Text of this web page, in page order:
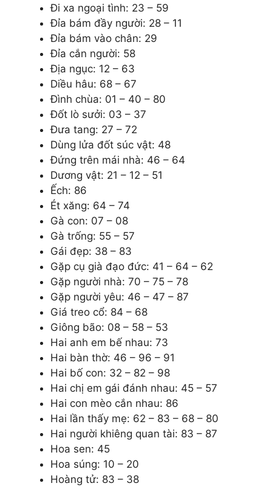
Đi xa ngoại tình: 23 – 59
Đỉa bám đầy người: 28 – 11
Đỉa bám vào chân: 29
Đỉa cắn người: 58
Địa ngục: 12 – 63
Diều hâu: 68 – 67
Đình chùa: 01 – 40 – 80
Đốt lò sưởi: 03 – 37
Đưa tang: 27 – 72
Dùng lửa đốt súc vật: 48
Đứng trên mái nhà: 46 – 64
Dương vật: 21 – 12 – 51
Ếch: 86
Ét xăng: 64 – 74
Gà con: 07 – 08
Gà trống: 55 – 57
Gái đẹp: 38 – 83
Gặp cụ già đạo đức: 41 – 64 – 62
Gặp người nhà: 70 – 75 – 78
Gặp người yêu: 46 – 47 – 87
Giá treo cổ: 84 – 68
Giông bão: 08 – 58 – 53
Hai anh em bế nhau: 73
Hai bàn thờ: 46 – 96 – 91
Hai bố con: 32 – 82 – 98
Hai chị em gái đánh nhau: 45 – 57
Hai con mèo cắn nhau: 86
Hai lần thấy mẹ: 62 – 83 – 68 – 80
Hai người khiêng quan tài: 83 – 87
Hoa sen: 45
Hoa súng: 10 – 20
Hoàng tử: 83 – 38